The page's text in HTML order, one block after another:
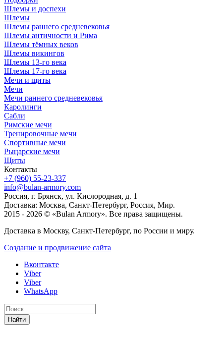
Шлемы и доспехи
Шлемы
Шлемы раннего средневековья
Шлемы античности и Рима
Шлемы тёмных веков
Шлемы викингов
Шлемы 13-го века
Шлемы 17-го века
Мечи и щиты
Мечи
Мечи раннего средневековья
Каролинги
Сабли
Римские мечи
Тренировочные мечи
Спортивные мечи
Рыцарские мечи
Щиты
Контакты
+7 (960) 55-23-337
info@bulan-armory.com
Россия, г. Брянск, ул. Кислородная, д. 1
Доставка: Москва, Санкт-Петербург, Россия, Мир.
2015 - 2026 © «Bulan Armory». Все права защищены.
Доставка в Москву, Санкт-Петербург, по России и миру.
Создание и продвижение сайта
Вконтакте
Viber
Viber
WhatsApp
Найти